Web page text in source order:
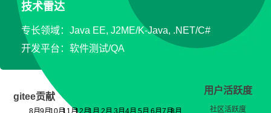
技术雷达
专长领域：Java EE, J2ME/K-Java, .NET/C#
开发平台：软件测试/QA
gitee贡献
用户活跃度